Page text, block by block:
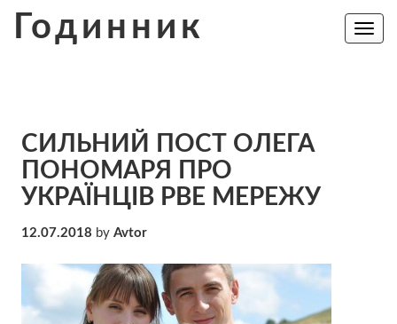
Годинник
Toggle
СИЛЬНИЙ ПОСТ ОЛЕГА
ПОНОМАРЯ ПРО
УКРАЇНЦІВ РВЕ МЕРЕЖУ
12.07.2018 by Avtor